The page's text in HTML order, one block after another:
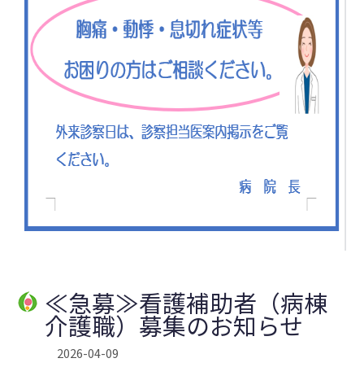
≪急募≫看護補助者（病棟
介護職）募集のお知らせ
2026-04-09